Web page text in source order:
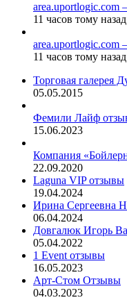
11 часов тому назад
11 часов тому назад
Торговая галерея
05.05.2015
Фемили Лайф
15.06.2023
Компания
22.09.2020
Laguna VIP отзывы
19.04.2024
Ирина Сергеевна
06.04.2024
Довгалюк Игорь
05.04.2022
1 Event отзывы
16.05.2023
Арт-Стом Отзывы
04.03.2023